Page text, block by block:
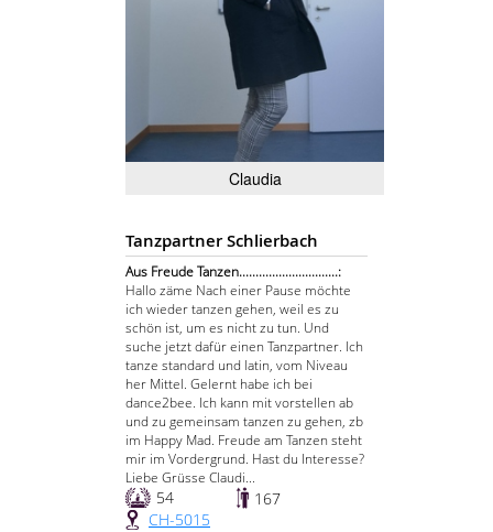
Claudia
Tanzpartner Schlierbach
Aus Freude Tanzen..............................:
Hallo zäme Nach einer Pause möchte
ich wieder tanzen gehen, weil es zu
schön ist, um es nicht zu tun. Und
suche jetzt dafür einen Tanzpartner. Ich
tanze standard und latin, vom Niveau
her Mittel. Gelernt habe ich bei
dance2bee. Ich kann mit vorstellen ab
und zu gemeinsam tanzen zu gehen, zb
im Happy Mad. Freude am Tanzen steht
mir im Vordergrund. Hast du Interesse?
Liebe Grüsse Claudi...
54
167
CH-5015